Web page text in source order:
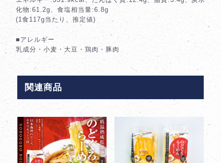
化物:61.2g、食塩相当量:6.8g
(1食117g当たり、推定値)
■アレルギー
乳成分・小麦・大豆・鶏肉・豚肉
関連商品